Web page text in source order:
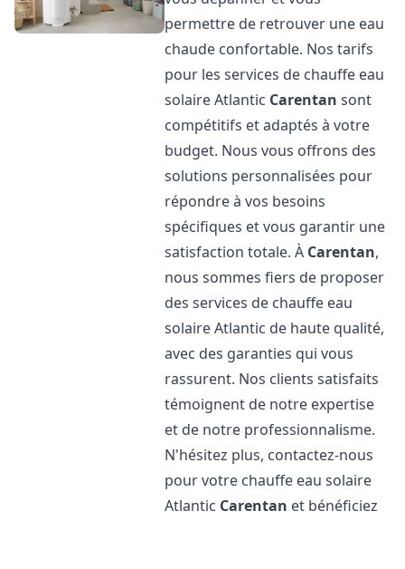
permettre de retrouver une eau
chaude confortable. Nos tarifs
pour les services de chauffe eau
solaire Atlantic Carentan sont
compétitifs et adaptés à votre
budget. Nous vous offrons des
solutions personnalisées pour
répondre à vos besoins
spécifiques et vous garantir une
satisfaction totale. À Carentan,
nous sommes fiers de proposer
des services de chauffe eau
solaire Atlantic de haute qualité,
avec des garanties qui vous
rassurent. Nos clients satisfaits
témoignent de notre expertise
et de notre professionnalisme.
N'hésitez plus, contactez-nous
pour votre chauffe eau solaire
Atlantic Carentan et bénéficiez